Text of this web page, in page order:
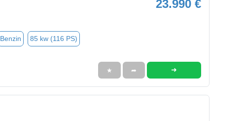
23.990 €
Benzin 85 kw (116 PS)
★ ➦ ➜